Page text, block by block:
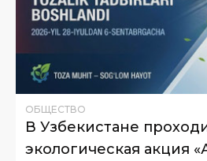
ОБЩЕСТВО
В Узбекистане
экологическая акция